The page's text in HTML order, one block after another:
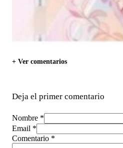
+ Ver comentarios
Deja el primer comentario
Nombre *
Email *
Comentario *